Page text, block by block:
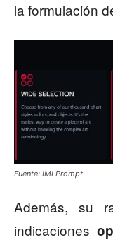
la formulación
Fuente: IMI Prompt
Además, su
indicaciones